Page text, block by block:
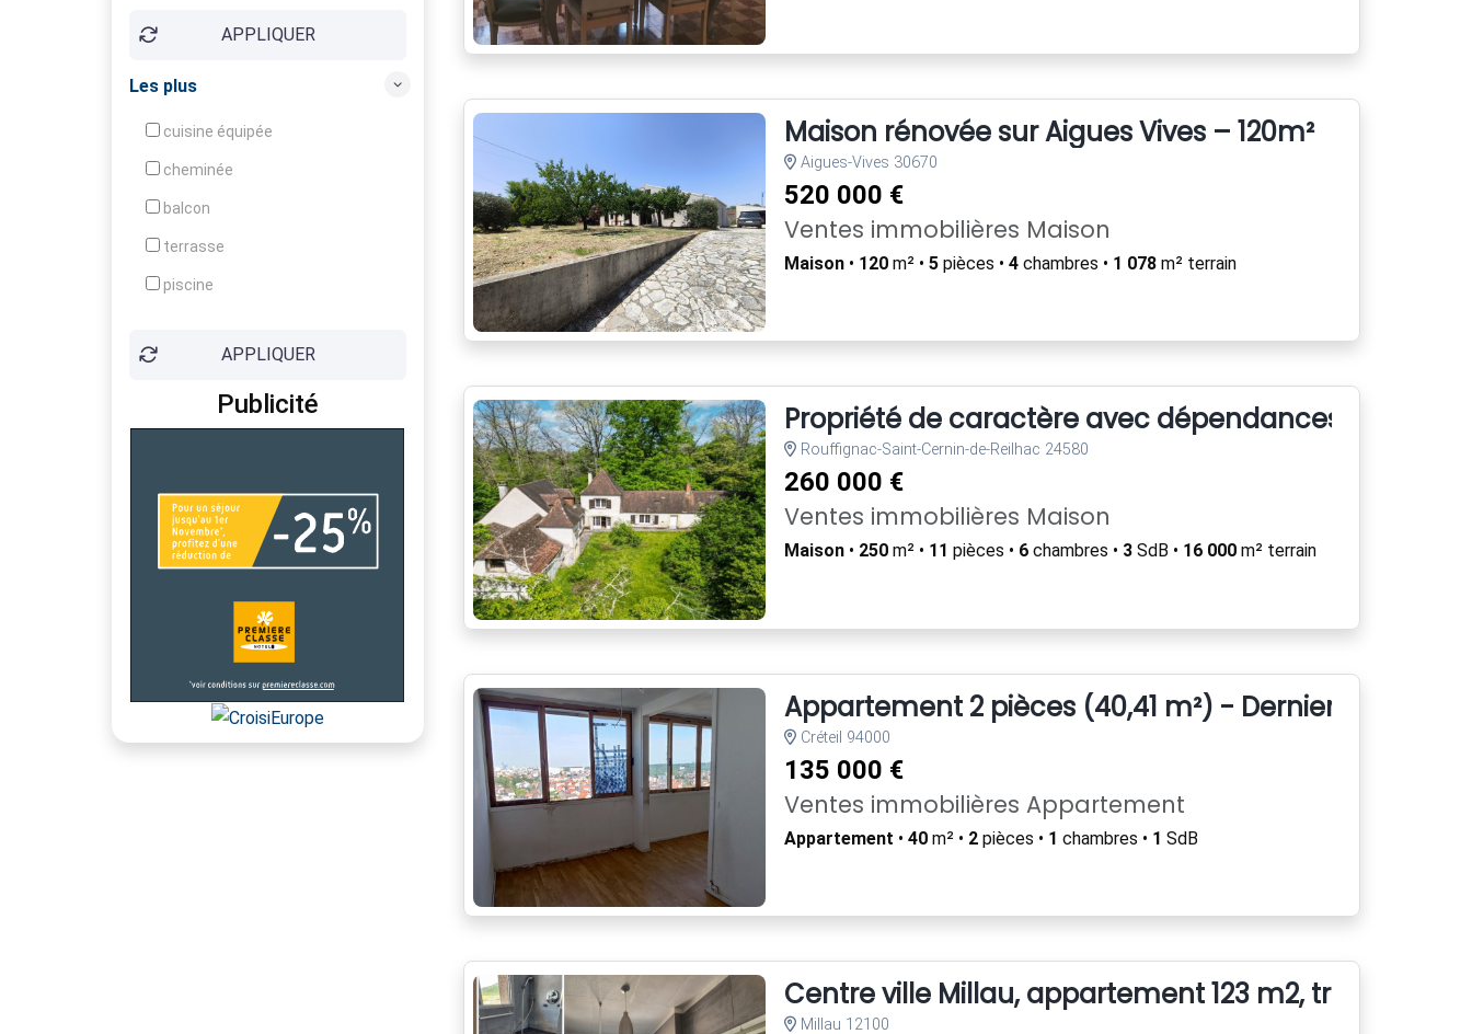
Ensoleillé (e)
Entièrement rénové
Lumineux
Placards
Proche commerces
Proche écoles
Proche transport
Quartier calme
Stores électriques
APPLIQUER
Les plus
cuisine équipée
cheminée
balcon
terrasse
piscine
terrain
jardin
dernier étage
APPLIQUER
Publicité
Maison rénovée sur Aigues Vives – 120m²
Aigues-Vives 30670
520 000 €
Ventes immobilières Maison
Maison• 120m² • 5pièces • 4chambres • 1 078m² terrain
Propriété de caractère avec dépendances et grand
Rouffignac-Saint-Cernin-de-Reilhac 24580
260 000 €
Ventes immobilières Maison
Maison• 250m² • 11 pièces • 6chambres • 3SdB • 16 000m² terrain
Appartement 2 pièces (40,41 m²) - Dernier étage
Créteil 94000
135 000 €
Ventes immobilières Appartement
Appartement • 40m² • 2pièces • 1 chambres • 1 SdB
Centre ville Millau, appartement 123 m2,
Millau 12100